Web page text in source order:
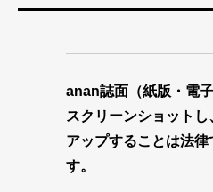
anan誌面（紙版・電
スクリーンショット
アップすることは法律
す。